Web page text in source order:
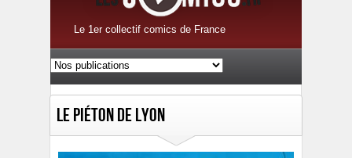
Le 1er collectif comics de France
Le piéton de Lyon